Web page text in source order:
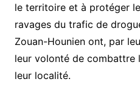
le territoire et à protéger
ravages du trafic de
Zouan-Hounien ont, par
leur volonté de combattre
leur localité.